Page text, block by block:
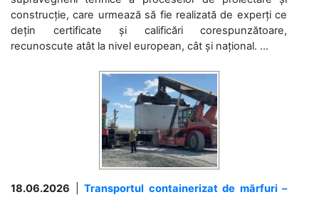
construcție, care urmează să fie realizată de experți ce
dețin certificate și calificări corespunzătoare,
recunoscute atât la nivel european, cât și național. ...
18.06.2026
Transportul containerizat de mărfuri –